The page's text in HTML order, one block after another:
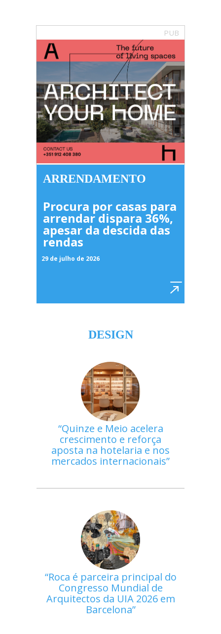
PUB
ARRENDAMENTO
Procura por casas para
arrendar dispara 36%,
apesar da descida das
rendas
29 de julho de 2026
DESIGN
Quinze e Meio acelera
crescimento e reforça
aposta na hotelaria e nos
mercados internacionais
Roca é parceira principal do
Congresso Mundial de
Arquitectos da UIA 2026 em
Barcelona